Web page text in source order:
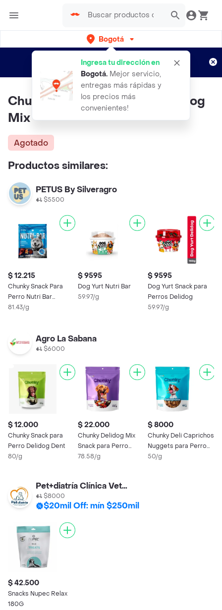
Bogotá
Ingresa tu dirección en
Bogotá. Mejor servicio,
entregas más rápidas y
los precios más
convenientes!
envíos gratis por semanas
Aplican TyC
Chunky Snack para Perro Delidog
Mix
Agotado
Productos similares:
PETUS By Silveragro
$5500
$ 12.215
Chunky Snack Para
Perro Nutri Bar
Cordero y Manzana
81.43/g
$ 9595
Dog Yurt Nutri Bar
59.97/g
$ 9595
Dog Yurt Snack para
Perros Delidog
59.97/g
Agro La Sabana
$6000
$ 12.000
Chunky Snack para
Perro Delidog Dent
80/g
$ 22.000
Chunky Delidog Mix
Snack para Perro
280g
78.58/g
$ 8000
Chunky Deli Caprichos
Nuggets para Perro
160g
50/g
Pet+diatría Clínica Veterinaria Barrios Unidos
$8000
$20mil Off: mín $250mil
$ 42.500
Snacks Nupec Relax
180G